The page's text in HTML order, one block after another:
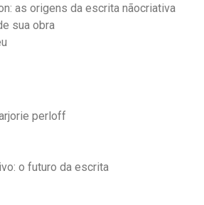
as origens da escrita nãocriativa
sua obra
perloff
o futuro da escrita